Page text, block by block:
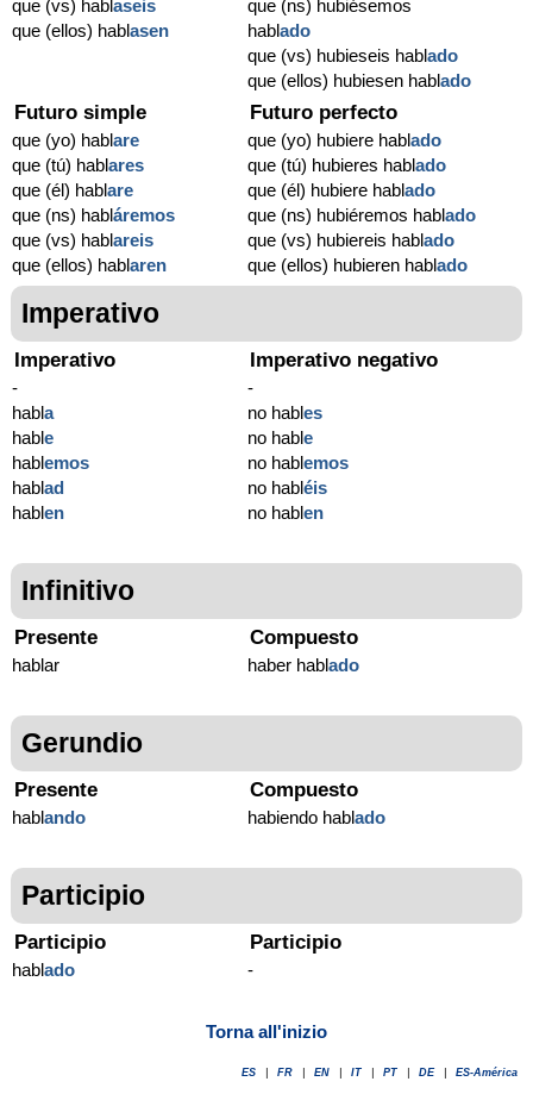
que (vs) hablaseis
que (ellos) hablasen
que (ns) hubiésemos
hablado
que (vs) hubieseis hablado
que (ellos) hubiesen hablado
Futuro simple
que (yo) hablare
que (tú) hablares
que (él) hablare
que (ns) habláremos
que (vs) hablareis
que (ellos) hablaren
Futuro perfecto
que (yo) hubiere hablado
que (tú) hubieres hablado
que (él) hubiere hablado
que (ns) hubiéremos hablado
que (vs) hubiereis hablado
que (ellos) hubieren hablado
Imperativo
Imperativo
-
habla
hable
hablemos
hablad
hablen
Imperativo negativo
-
no hables
no hable
no hablemos
no habléis
no hablen
Infinitivo
Presente
hablar
Compuesto
haber hablado
Gerundio
Presente
hablando
Compuesto
habiendo hablado
Participio
Participio
hablado
Participio
-
Torna all'inizio
ES FR EN IT PT DE ES-América